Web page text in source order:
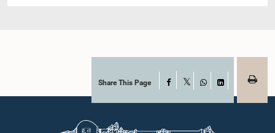
Share This Page Facebook
WhatsAppLinkedIn